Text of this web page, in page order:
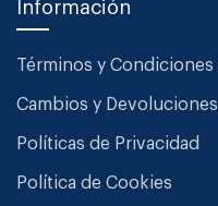
Información
Términos y Condiciones
Cambios y Devoluciones
Políticas de Privacidad
Política de Cookies